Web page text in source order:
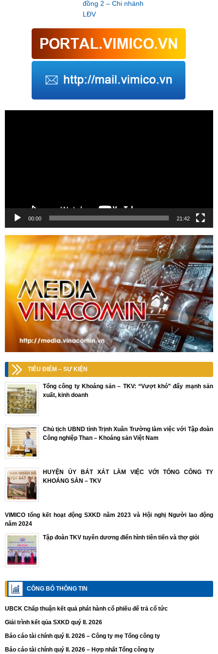
đồng 2 – Chi nhánh
LĐV
00:00 21:42
TIÊU ĐIỂM – SỰ KIỆN
Tổng công ty Khoáng sản – TKV: “Vượt khó” đẩy mạnh sản
xuất, kinh doanh
Chủ tịch UBND tỉnh Trịnh Xuân Trường làm việc với Tập đoàn
Công nghiệp Than – Khoáng sản Việt Nam
HUYỆN ỦY BÁT XÁT LÀM VIỆC VỚI TỔNG CÔNG TY
KHOÁNG SẢN – TKV
VIMICO tổng kết hoạt động SXKD năm 2023 và Hội nghị Người lao động
năm 2024
Tập đoàn TKV tuyên dương điển hình tiên tiến và thợ giỏi
CÔNG BỐ THÔNG TIN
UBCK Chấp thuận kết quả phát hành cổ phiếu để trả cổ tức
Giải trình kết qủa SXKD quý II. 2026
Báo cáo tài chính quý II. 2026 – Công ty mẹ Tổng công ty
Báo cáo tài chính quý II. 2026 – Hợp nhất Tổng công ty